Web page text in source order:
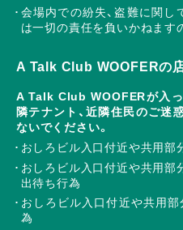
会場内での紛失、盗難に関し
は一切の責任を負いかねます
A Talk Club WOOFERの
A Talk Club WOOFERが入っ
隣テナント、近隣住民のご迷
ないでください。
おしろビル入口付近や共用部
おしろビル入口付近や共用部
出待ち行為
おしろビル入口付近や共用
為